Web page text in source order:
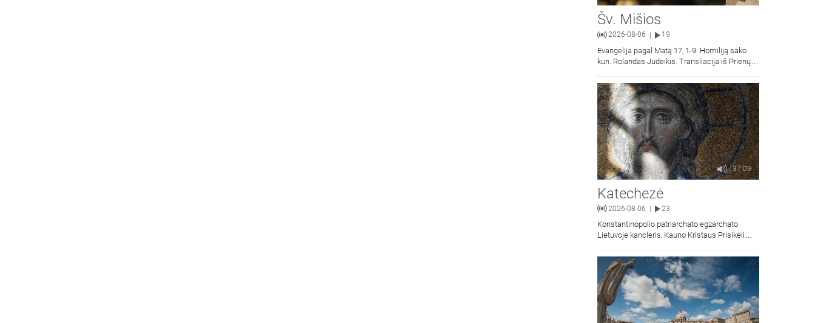
Šv. Mišios
2026-08-06 19
Evangelija pagal Matą 17, 1-9. Homiliją sako
kun. Rolandas Judeikis. Transliacija iš Prienų
37:09
Katechezė
2026-08-06 23
Konstantinopolio patriarchato egzarchato
Lietuvoje kancleris, Kauno Kristaus Prisikėlimo
kunigas Vitalijus Mockus pasakoja apie
Kristaus Atsimainymo šventę.